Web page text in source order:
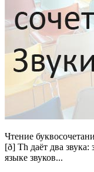
Чтение
[ð] Th даёт два
языке звуков...